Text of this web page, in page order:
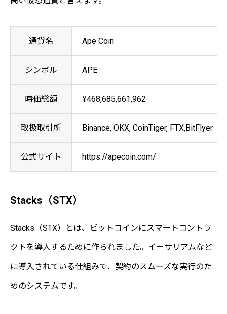
通貨名 Ape Coin
シンボル APE
時価総額 ¥468,685,661,962
取扱取引所 Binance, OKX, CoinTiger, FTX,BitFlyer
公式サイト https://apecoin.com/
Stacks（STX）
Stacks（STX）とは、ビットコインにスマートコントラ
クトを導入するために作られました。イーサリアムなど
に導入されている仕組みで、契約のスムーズな実行のた
めのシステムです。